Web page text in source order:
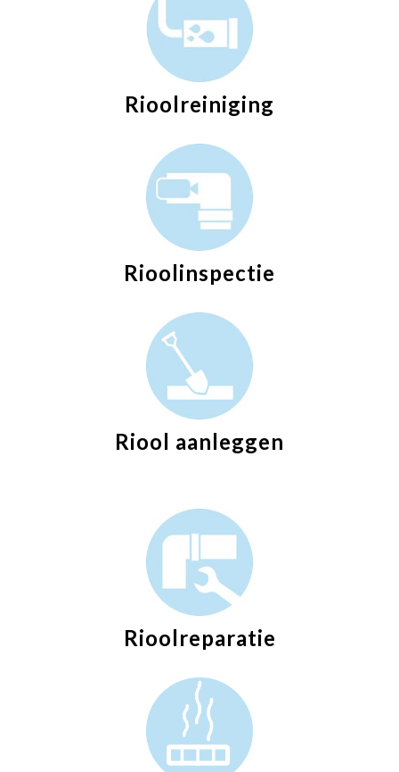
Rioolreiniging
Rioolinspectie
Riool aanleggen
Rioolreparatie